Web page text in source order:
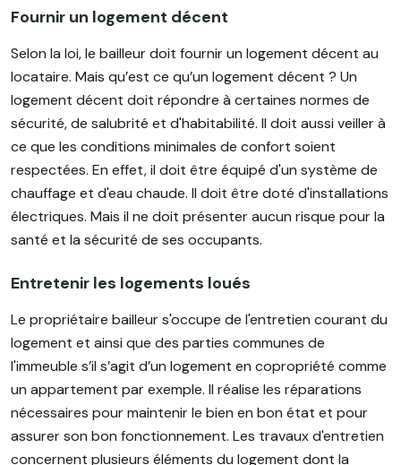
Fournir un logement décent
Selon la loi, le bailleur doit fournir un logement décent au
locataire. Mais qu’est ce qu’un logement décent ? Un
logement décent doit répondre à certaines normes de
sécurité, de salubrité et d'habitabilité. Il doit aussi veiller à
ce que les conditions minimales de confort soient
respectées. En effet, il doit être équipé d'un système de
chauffage et d'eau chaude. Il doit être doté d'installations
électriques. Mais il ne doit présenter aucun risque pour la
santé et la sécurité de ses occupants.
Entretenir les logements loués
Le propriétaire bailleur s'occupe de l'entretien courant du
logement et ainsi que des parties communes de
l'immeuble s’il s’agit d’un logement en copropriété comme
un appartement par exemple. Il réalise les réparations
nécessaires pour maintenir le bien en bon état et pour
assurer son bon fonctionnement. Les travaux d'entretien
concernent plusieurs éléments du logement dont la